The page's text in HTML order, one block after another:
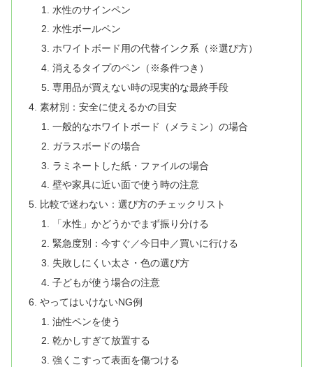
水性のサインペン
水性ボールペン
ホワイトボード用の代替インク系（※選び方）
消えるタイプのペン（※条件つき）
専用品が買えない時の現実的な最終手段
素材別：安全に使えるかの目安
一般的なホワイトボード（メラミン）の場合
ガラスボードの場合
ラミネートした紙・ファイルの場合
壁や家具に近い面で使う時の注意
比較で迷わない：選び方のチェックリスト
「水性」かどうかでまず振り分ける
緊急度別：今すぐ／今日中／買いに行ける
失敗しにくい太さ・色の選び方
子どもが使う場合の注意
やってはいけないNG例
油性ペンを使う
乾かしすぎて放置する
強くこすって表面を傷つける